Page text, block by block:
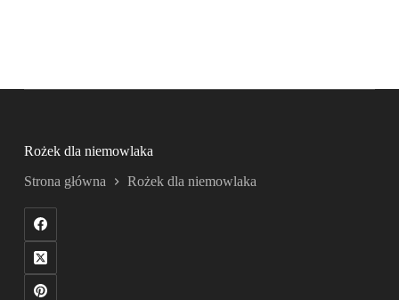
Rożek dla niemowlaka
Strona główna Rożek dla niemowlaka